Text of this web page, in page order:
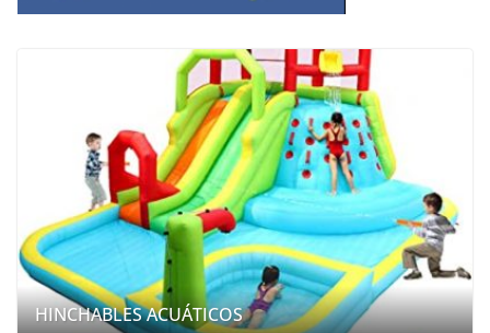
HINCHABLES ACUÁTICOS